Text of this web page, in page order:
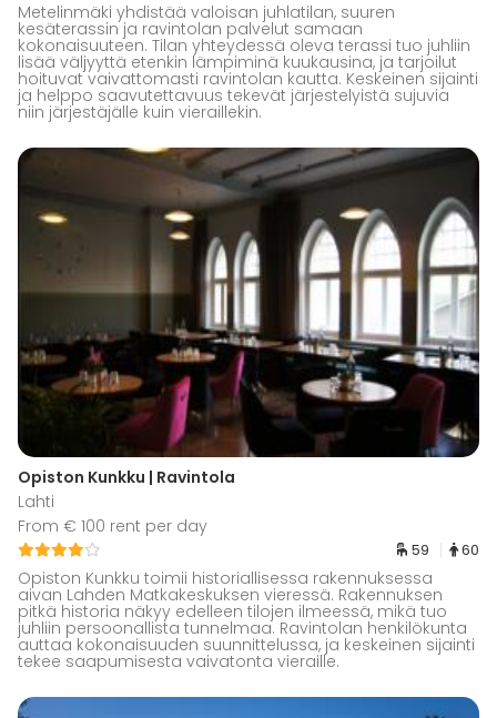
Metelinmäki yhdistää valoisan juhlatilan, suuren
kesäterassin ja ravintolan palvelut samaan
kokonaisuuteen. Tilan yhteydessä oleva terassi tuo juhliin
lisää väljyyttä etenkin lämpiminä kuukausina, ja tarjoilut
hoituvat vaivattomasti ravintolan kautta. Keskeinen sijainti
ja helppo saavutettavuus tekevät järjestelyistä sujuvia
niin järjestäjälle kuin vieraillekin.
Opiston Kunkku | Ravintola
Lahti
From € 100 rent per day
59 60
Opiston Kunkku toimii historiallisessa rakennuksessa
aivan Lahden Matkakeskuksen vieressä. Rakennuksen
pitkä historia näkyy edelleen tilojen ilmeessä, mikä tuo
juhliin persoonallista tunnelmaa. Ravintolan henkilökunta
auttaa kokonaisuuden suunnittelussa, ja keskeinen sijainti
tekee saapumisesta vaivatonta vieraille.